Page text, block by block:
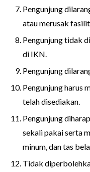
Pengunjung
atau merusak
Pengunjung tidak
di IKN.
Pengunjung
Pengunjung harus
telah disediakan.
Pengunjung
sekali pakai serta
minum, dan tas
Tidak